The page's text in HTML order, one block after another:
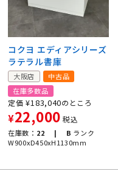
コクヨ エディアシリーズ
ラテラル書庫
大阪店
中古品
在庫多数品
定価 ¥183,040のところ
¥22,000 税込
在庫数： 22 | B ランク
W900xD450xH1130mm